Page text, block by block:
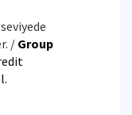
/ Group